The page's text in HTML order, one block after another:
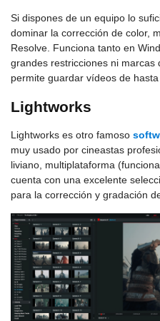
Si dispones de un equipo lo
dominar la corrección de color,
Resolve. Funciona tanto en
grandes restricciones ni
permite guardar vídeos de hasta
Lightworks
Lightworks es otro famoso
muy usado por cineastas
liviano, multiplataforma
cuenta con una excelente
para la corrección y gradación